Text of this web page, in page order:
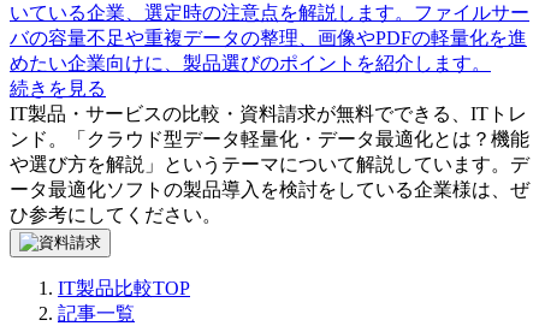
いている企業、選定時の注意点を解説します。ファイルサー
バの容量不足や重複データの整理、画像やPDFの軽量化を進
めたい企業向けに、製品選びのポイントを紹介します。
続きを見る
IT製品・サービスの比較・資料請求が無料でできる、ITトレ
ンド。「 クラウド型データ軽量化・データ最適化とは？機能
や選び方を解説 」というテーマについて解説しています。 デ
ータ最適化ソフト の製品導入を検討をしている企業様は、ぜ
ひ参考にしてください。
IT製品比較TOP
記事一覧